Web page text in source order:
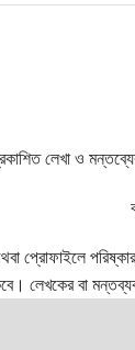
লেখা ও
প্রোফাইলে
লেখকের বা